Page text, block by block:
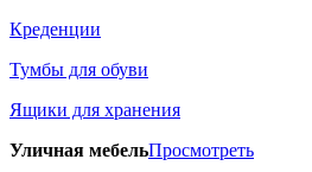
Креденции
Тумбы для обуви
Ящики для хранения
Уличная мебельПросмотреть